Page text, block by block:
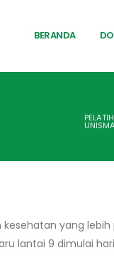
BERANDA
UNISMA
yang lebih
lantai 9 dimulai